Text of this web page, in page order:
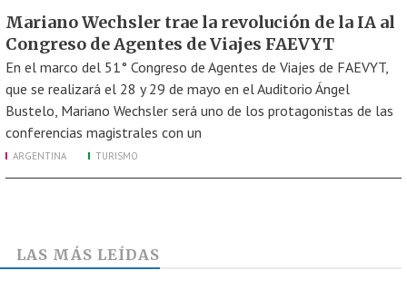
Mariano Wechsler trae la revolución de la IA al
Congreso de Agentes de Viajes FAEVYT
En el marco del 51° Congreso de Agentes de Viajes de FAEVYT,
que se realizará el 28 y 29 de mayo en el Auditorio Ángel
Bustelo, Mariano Wechsler será uno de los protagonistas de las
conferencias magistrales con un
ARGENTINA TURISMO
LAS MÁS LEÍDAS